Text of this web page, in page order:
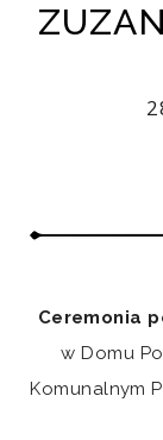
Ceremonia
w Domu
Komunalnym